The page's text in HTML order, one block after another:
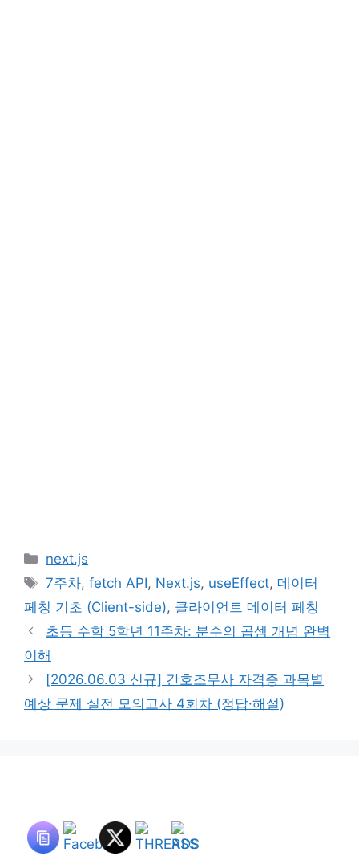
카
테
리
next.js
태
그
7주차,fetch API, Next.js, useEffect,데이터
페칭 기초 (Client-side), 클라이언트 데이터 페칭
초등 수학 5학년 11주차: 분수의 곱셈 개념 완벽
이해
[2026.06.03 신규] 간호조무사 자격증 과목별
예상 문제 실전 모의고사 4회차 (정답·해설)